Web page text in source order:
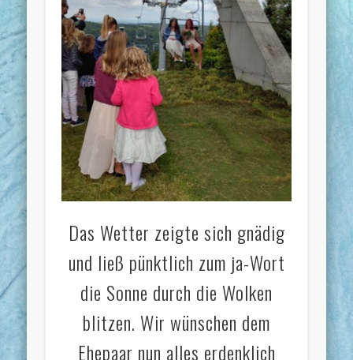
Das Wetter zeigte sich gnädig
und ließ pünktlich zum ja-Wort
die Sonne durch die Wolken
blitzen. Wir wünschen dem
Ehepaar nun alles erdenklich